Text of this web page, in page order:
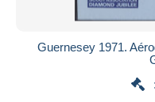
Guernesey 1971.